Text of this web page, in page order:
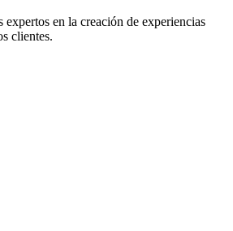
en la creación de experiencias
clientes.